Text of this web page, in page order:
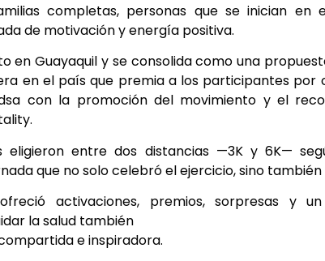
completas, personas que se inician en
de motivación y energía positiva.
en Guayaquil y se consolida como una
en el país que premia a los participantes por
con la promoción del movimiento y el
eligieron entre dos distancias —3K y 6K—
que no solo celebró el ejercicio, sino
activaciones, premios, sorpresas y
la salud también
e inspiradora.